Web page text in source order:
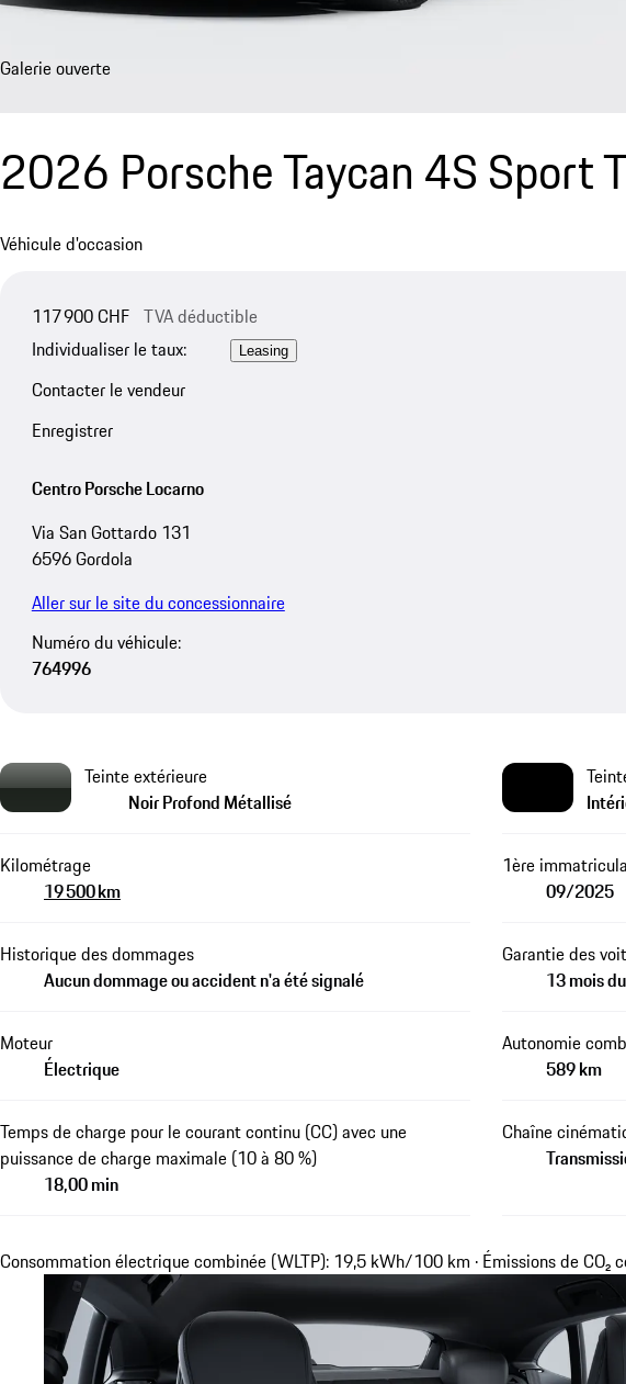
Galerie ouverte
2026 Porsche Taycan 4S Sport
Véhicule d'occasion
117 900 CHF TVA déductible
Individualiser le taux:
Leasing
Contacter le vendeur
Enregistrer
Centro Porsche Locarno
Via San Gottardo 131
6596 Gordola
Aller sur le site du concessionnaire
Numéro du véhicule:
764996
Teinte extérieure
Noir Profond Métallisé
Kilométrage
19 500 km
1ère
09/2025
Historique des dommages
Aucun dommage ou accident n'a été signalé
Garantie des
13 mois
Moteur
Électrique
Autonomie
589 km
Temps de charge pour le courant continu (CC) avec une
puissance de charge maximale (10 à 80 %)
18,00 min
Chaîne
Consommation électrique combinée (WLTP): 19,5 kWh/100 km · Émissions de CO₂